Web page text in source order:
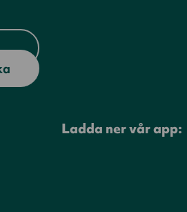
Ladda ner vår app: